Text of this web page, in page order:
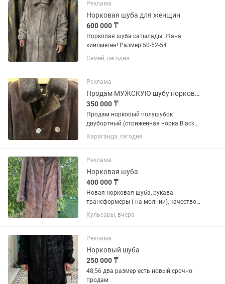
Реклама
Норковая шуба для женщин
600 000 ₸
Норковая шуба сатылады! Жана
киилмеген! Размер:50-52-54
Семей, сегодня
Реклама
Продам МУЖСКУЮ шубу норковую
350 000 ₸
Продам норковый полушубок
двубортный (стриженная норка Black
Lama), размер 48-50, длина 80 см.
Модель очень стильная, покупали для
не подошел размер. ТОРГ...
Караганда, сегодня
Реклама
Норковая шуба
400 000 ₸
Новая норковая шуба, рукава
трансформеры ( на молнии), качество
отличное, цвет капучинно. Продаю, так
как, не подошёл размер. Покупала за
Кульсары, вчера
Реклама
Норковый шуба
250 000 ₸
48,56 два размер есть новый.срочно
продам